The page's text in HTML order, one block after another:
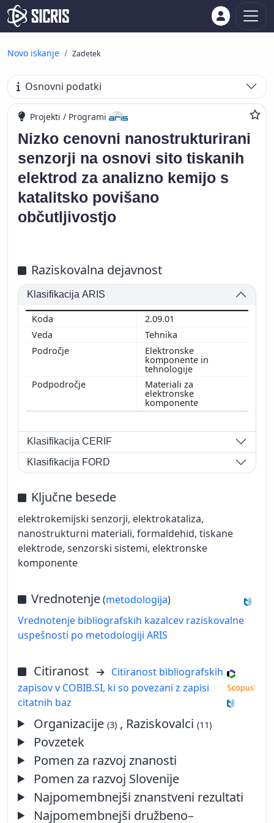
Novo iskanje Zadetek
Osnovni podatki
Projekti / Programi
Nizko cenovni nanostrukturirani
senzorji na osnovi sito tiskanih
elektrod za analizno kemijo s
katalitsko povišano
občutljivostjo
Raziskovalna dejavnost
Klasifikacija ARIS
2.09.01
Tehnika
Elektronske
komponente in
tehnologije
Materiali za
elektronske
komponente
Klasifikacija CERIF
Klasifikacija FORD
Ključne besede
elektrokemijski senzorji, elektrokataliza,
nanostrukturni materiali, formaldehid, tiskane
elektrode, senzorski sistemi, elektronske
komponente
Vrednotenje(metodologija)
Vrednotenje bibliografskih kazalcev raziskovalne
uspešnosti po metodologiji ARIS
Citiranost
Citiranost bibliografskih
zapisov v COBIB.SI, ki so povezani z zapisi
citatnih baz
Organizacije(3) , Raziskovalci(11)
Povzetek
Pomen za razvoj znanosti
Pomen za razvoj Slovenije
Najpomembnejši znanstveni rezultati
Najpomembnejši družbeno–